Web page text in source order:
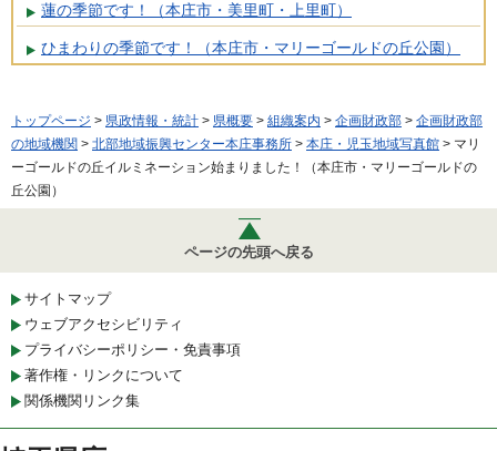
蓮の季節です！（本庄市・美里町・上里町）
ひまわりの季節です！（本庄市・マリーゴールドの丘公園）
トップページ > 県政情報・統計 > 県概要 > 組織案内 > 企画財政部 > 企画財政部
の地域機関 > 北部地域振興センター本庄事務所 > 本庄・児玉地域写真館 > マリ
ーゴールドの丘イルミネーション始まりました！（本庄市・マリーゴールドの
丘公園）
ページの先頭へ戻る
サイトマップ
ウェブアクセシビリティ
プライバシーポリシー・免責事項
著作権・リンクについて
関係機関リンク集